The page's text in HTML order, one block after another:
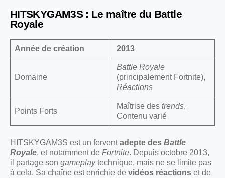
HITSKYGAM3S : Le maître du Battle
Royale
Année de création 2013
Domaine
Battle Royale
(principalement Fortnite),
Réactions
Points Forts
Maîtrise des trends,
Contenu varié
HITSKYGAM3S est un ferventadepte des Battle
Royale, et notamment de Fortnite. Depuis octobre 2013,
il partage son gameplaytechnique, mais ne se limite pas
à cela. Sa chaîne est enrichie de vidéos réactions et de